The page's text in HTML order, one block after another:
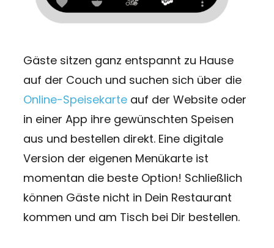
Gäste sitzen ganz entspannt zu Hause
auf der Couch und suchen sich über die
Online-Speisekarteauf der Website oder
in einer App ihre gewünschten Speisen
aus und bestellen direkt. Eine digitale
Version der eigenen Menükarte ist
momentan die beste Option! Schließlich
können Gäste nicht in Dein Restaurant
kommen und am Tisch bei Dir bestellen.